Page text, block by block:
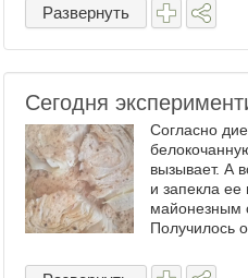
Развернуть
Сегодня
Согласно
вызывает. А
и запекла
майонезным
Получилось